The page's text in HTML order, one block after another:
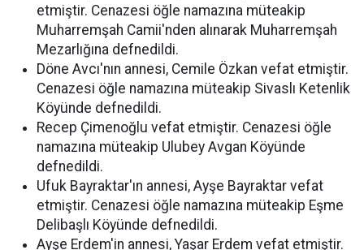
etmiştir. Cenazesi öğle namazına müteakip
Muharremşah Camii'nden alınarak Muharremşah
Mezarlığına defnedildi.
Döne Avcı'nın annesi, Cemile Özkan vefat etmiştir.
Cenazesi öğle namazına müteakip Sivaslı Ketenlik
Köyünde defnedildi.
Recep Çimenoğlu vefat etmiştir. Cenazesi öğle
namazına müteakip Ulubey Avgan Köyünde
defnedildi.
Ufuk Bayraktar'ın annesi, Ayşe Bayraktar vefat
etmiştir. Cenazesi öğle namazına müteakip Eşme
Delibaşlı Köyünde defnedildi.
Ayşe Erdem'in annesi, Yaşar Erdem vefat etmiştir.